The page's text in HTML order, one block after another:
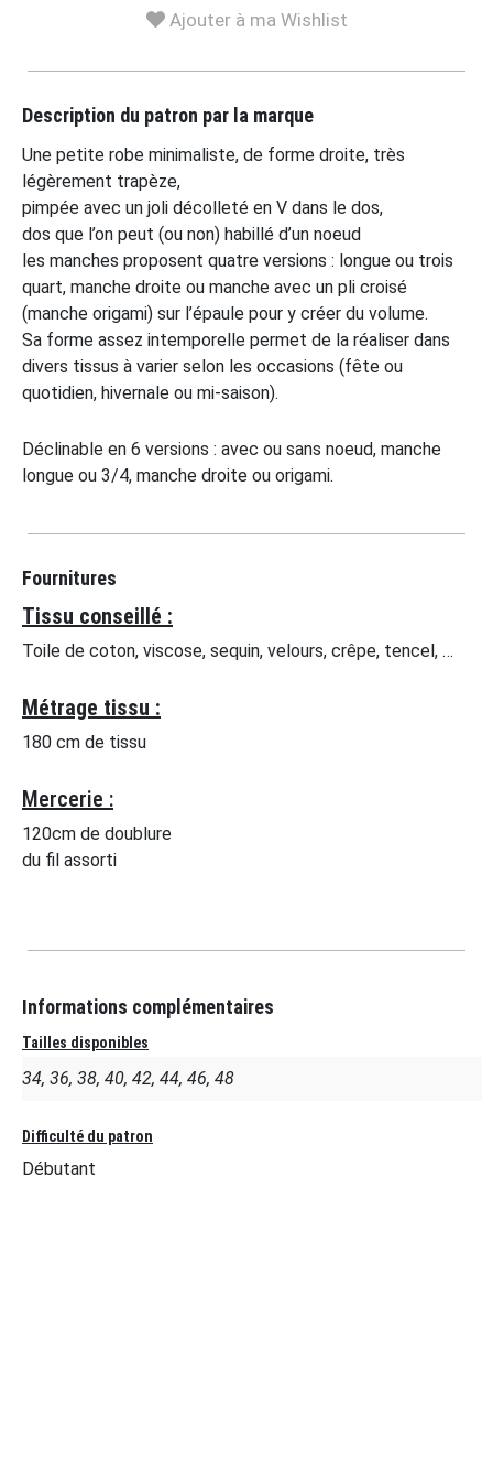
Ajouter à ma Wishlist
Description du patron par la marque
Une petite robe minimaliste, de forme droite, très
légèrement trapèze,
pimpée avec un joli décolleté en V dans le dos,
dos que l’on peut (ou non) habillé d’un noeud
les manches proposent quatre versions : longue ou trois
quart, manche droite ou manche avec un pli croisé
(manche origami) sur l’épaule pour y créer du volume.
Sa forme assez intemporelle permet de la réaliser dans
divers tissus à varier selon les occasions (fête ou
quotidien, hivernale ou mi-saison).
Déclinable en 6 versions : avec ou sans noeud, manche
longue ou 3/4, manche droite ou origami.
Fournitures
Tissu conseillé :
Toile de coton, viscose, sequin, velours, crêpe, tencel, …
Métrage tissu :
180 cm de tissu
Mercerie :
120cm de doublure
du fil assorti
Informations complémentaires
Tailles disponibles
34, 36, 38, 40, 42, 44, 46, 48
Difficulté du patron
Débutant